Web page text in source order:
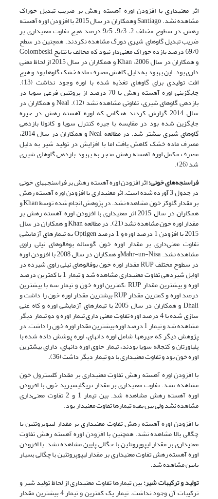
اثر معنی­داری با افزودن اوره آهسته رهش بر ضریب تبدیل خوراک
مشاهده نشد. Santiago وهمکاران در سال 2015 با افزودن اوره آهسته
رهش در سطوح مختلف 2، 9/3، 9/5 درصد هیچ تفاوت معنی­داری بر
ضریب تبدیل گاوهای شیری دورگ مشاهده نکردند. همچنین در سطح
69/0 درصد بازده خوراک معنی‌دار نبود که مخالف با نتایج Golombeski
و همکاران در سال 2006، Khan و همکاران در سال 2015 از لحاظ معنی
داری بود. این بهبود به دلیل کاهش مصرف ماده خشک گاوها بود و هیچ
افت تولیدی برای گاوهای تغذیه شده با اوره وجود نداشت (13).
جایگزینی اوره آهسته رهش با 70 درصد از پروتئین فرعی سویا در
بازدهی گاوهای شیری، تفاوتی مشاهده نشد (12). Neal و همکاران در
سال 2014 گزارش کردند هنگامی که اوره آهسته رهش در جیره
جایگزین شده بود در مقایسه با جیره کنترل سویا و کانولا بازدهی
گاوهای شیری بیشتر شد. در مطالعه Neal و همکاران در سال 2014،
مصرف ماده خشک کاهش یافت اما با افزایش در تولید شیر به دلیل
مصرف مکمل اوره آهسته رهش منجر به بهبود بازدهی گاوهای شیری
شد (26).
فراسنجه‌های خونی:اثر افزودن اوره آهسته رهش بر فراسنجه­های خونی
در جدول 3 آورده شده است. اثر معنی­داری با افزودن اوره آهسته رهش
بر مقدار گلوکز خون مشاهده نشد. در پژوهش انجام شده توسط Khan و
همکاران در سال 2015 اثر معنی­داری با افزودن اوره آهسته رهش بر
مقدار اوره خون مشاهده نشد (21). در مطالعه Khan و همکاران در سال
2015 با افزودن 1 درصد اوره و 1 درصد Optigen به تیمارهای آزمایشی
تفاوت معنی‌داری بر مقدار اوره خون گوساله­ بوفالوهای نیلی راوی
مشاهده نشد. Mahr-un-Nisaو همکاران در سال 2008 با افزودن اوره
در سطوح مختلف RUP مقدار اوره خون بوفالوهای نیلی راوی شیرده در
اوایل شیردهی تفاوت معنی­داری مشاهده شد و تیمار 1 با کمترین درصد
اوره و بیشترین مقدار RUP ،کمترین اوره خون و تیمار سه با بیشترین
درصد اوره و کمترین مقدار RUP بیشترین مقدار اوره خون را داشت و
Dhali و همکاران در سال 2005 با تیمارهای آزمایشی اوره و کاه غنی
سازی شده با 4 درصد اوره تفاوت معنی داری تیمار اوره و دو تیمار دیگر
مشاهده شد و تیمار 1 درصد اوره بیشترین مقدار اوره خون را داشت. در
پژوهش دیگر که جیره­ها شامل اوره دانه­ای، اوره پوشش داده شده با
پلی­اورتان و کنجاله سویا بودند، تیمار حاوی اوره دانه­ای، دارای بیشترین
اوره خون بود و تفاوت معنی­داری با دو تیمار دیگر داشت (36).
با افزودن اوره آهسته رهش تفاوت معنی­داری بر مقدار کلسترول خون
مشاهده نشد. تفاوت معنی­داری بر مقدار تری­گلیسیرید خون با افزودن
اوره آهسته رهش مشاهده شد. بین تیمار 1 و 2 تفاوت معنی‌داری
مشاهده نشد ولی بین بقیه تیمارها تفاوت معنی­دار بود.
با افزودن اوره آهسته رهش تفاوت معنی­داری بر مقدار لیپوپروتئین با
چگالی بالا مشاهده نشد. همچنین با افزودن اوره آهسته رهش تفاوت
معنی­داری بر مقدار لیپوپروتئین با چگالی پایین مشاهده نشد. با افزودن
اوره آهسته رهش تفاوت معنی­داری بر مقدار لیپوپروتئین با چگالی بسیار
پایین مشاهده شد.
تولید و ترکیبات شیر:بین تیمارها تفاوت معنی­داری از لحاظ تولید شیر و
ترکیبات آن وجود نداشت. تیمار یک کمترین و تیمار 4 بیشترین مقدار